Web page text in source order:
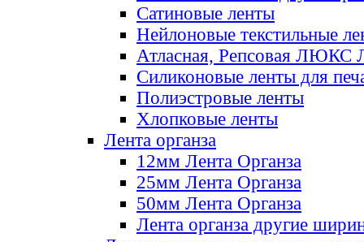
Сатиновые ленты
Нейлоновые текстильные
Атласная, Репсовая ЛЮКС
Силиконовые ленты для
Полиэстровые ленты
Хлопковые ленты
Лента органза
12мм Лента Органза
25мм Лента Органза
50мм Лента Органза
Лента органза другие